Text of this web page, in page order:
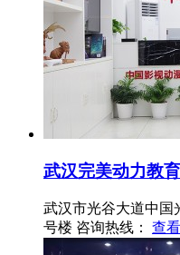
武汉完美动力教育
武汉市光谷大道中国
号楼 咨询热线： 查